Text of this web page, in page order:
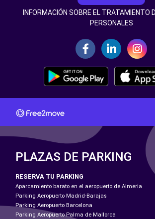
INFORMACIÓN SOBRE EL TRATAMIENTO
PERSONALES
PLAZAS DE PARKING
RESERVA TU PARKING
Aparcamiento barato en el aeropuerto de Almeria
Parking Aeropuerto Madrid-Barajas
Parking Aeropuerto Barcelona
Parking Aeropuerto Palma de Mallorca